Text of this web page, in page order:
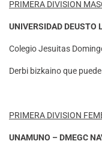
PRIMERA DIVISION
UNIVERSIDAD DEUSTO
Colegio Jesuitas
Derbi bizkaino que
PRIMERA DIVISION
UNAMUNO – DMEGC